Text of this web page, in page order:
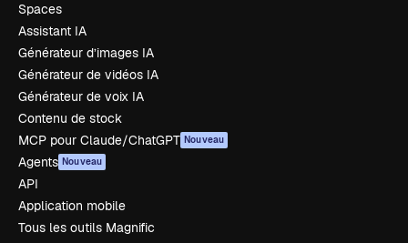
Spaces
Assistant IA
Générateur d’images IA
Générateur de vidéos IA
Générateur de voix IA
Contenu de stock
MCP pour Claude/ChatGPT Nouveau
Agents Nouveau
API
Application mobile
Tous les outils Magnific